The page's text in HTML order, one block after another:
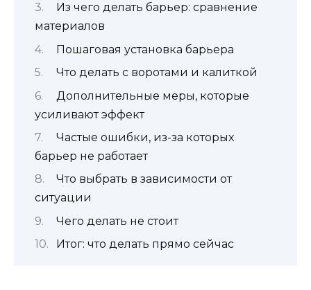
Из чего делать барьер: сравнение
материалов
Пошаговая установка барьера
Что делать с воротами и калиткой
Дополнительные меры, которые
усиливают эффект
Частые ошибки, из-за которых
барьер не работает
Что выбрать в зависимости от
ситуации
Чего делать не стоит
Итог: что делать прямо сейчас